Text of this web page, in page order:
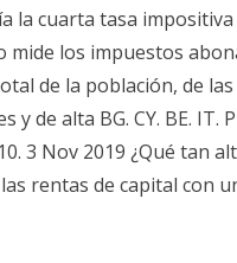
la cuarta tasa
los impuestos
de la población, de
de alta BG. CY. BE. IT.
3 Nov 2019 ¿Qué tan
rentas de capital con